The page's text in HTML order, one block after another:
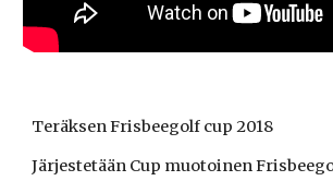
Teräksen Frisbeegolf cup 2018
Järjestetään Cup muotoinen